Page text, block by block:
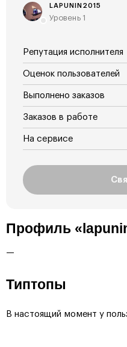
LAPUNIN2015
Уровень 1
Репутация исполнителя
Оценок пользователей
Выполнено заказов
Заказов в работе
На сервисе
Профиль
—
Типтопы
В настоящий момент у